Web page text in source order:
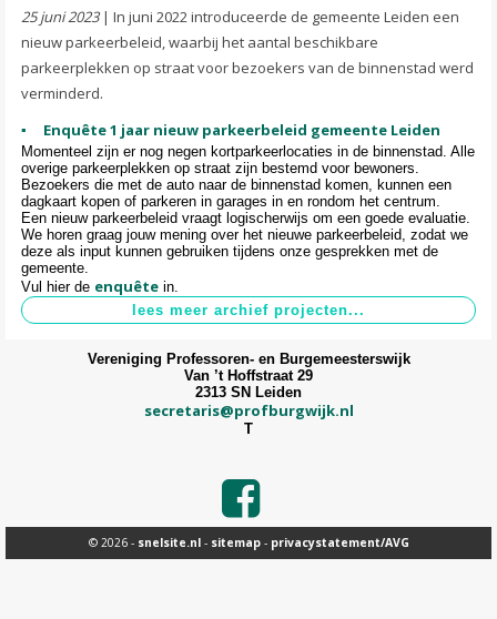
Agenda / Calendar >
Contact
25 juni 2023| In juni 2022 introduceerde de gemeente Leiden een
nieuw parkeerbeleid, waarbij het aantal beschikbare
parkeerplekken op straat voor bezoekers van de binnenstad werd
verminderd.
Enquête 1 jaar nieuw parkeerbeleid gemeente Leiden
Momenteel zijn er nog negen kortparkeerlocaties in de binnenstad. Alle
overige parkeerplekken op straat zijn bestemd voor bewoners.
Bezoekers die met de auto naar de binnenstad komen, kunnen een
dagkaart kopen of parkeren in garages in en rondom het centrum.
Een nieuw parkeerbeleid vraagt logischerwijs om een goede evaluatie.
We horen graag jouw mening over het nieuwe parkeerbeleid, zodat we
deze als input kunnen gebruiken tijdens onze gesprekken met de
gemeente.
Vul hier de enquête in.
Vereniging Professoren- en Burgemeesterswijk
Van ’t Hoffstraat 29
2313 SN Leiden
secretaris@profburgwijk.nl
T
© 2026 - snelsite.nl- sitemap- privacystatement/AVG